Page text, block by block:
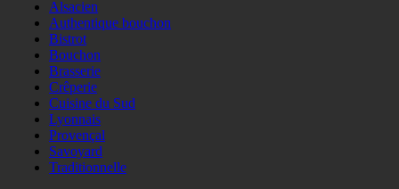
Alsacien
Authentique bouchon
Bistrot
Bouchon
Brasserie
Crêperie
Cuisine du Sud
Lyonnais
Provençal
Savoyard
Traditionnelle